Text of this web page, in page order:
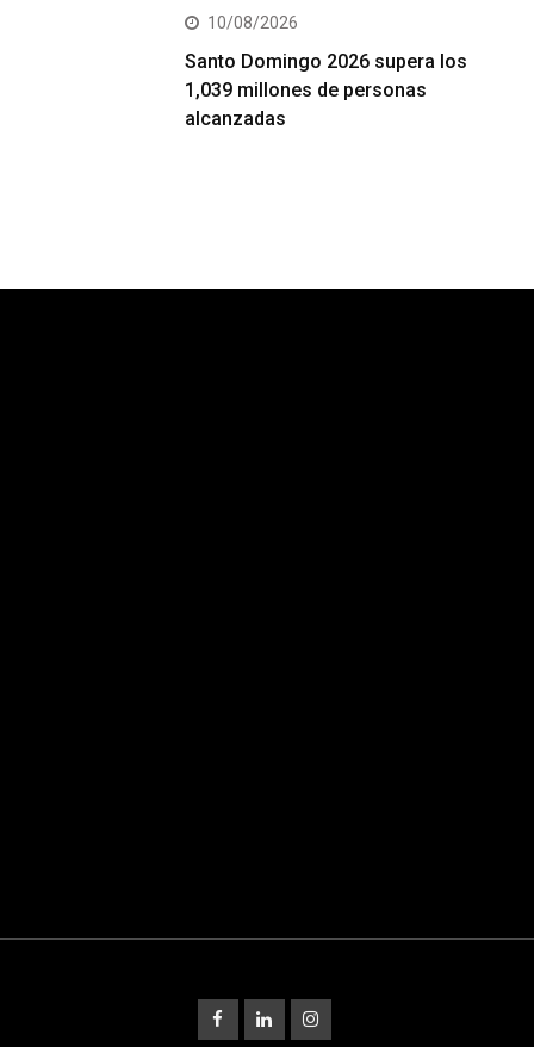
10/08/2026
Santo Domingo 2026 supera los
1,039 millones de personas
alcanzadas